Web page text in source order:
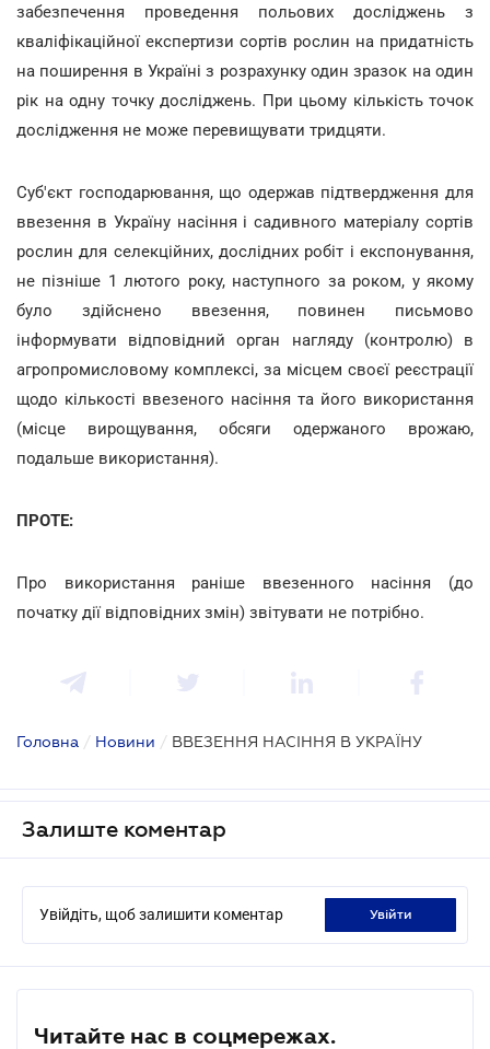
забезпечення проведення польових досліджень з
кваліфікаційної експертизи сортів рослин на придатність
на поширення в Україні з розрахунку один зразок на один
рік на одну точку досліджень. При цьому кількість точок
дослідження не може перевищувати тридцяти.
Суб'єкт господарювання, що одержав підтвердження для
ввезення в Україну насіння і садивного матеріалу сортів
рослин для селекційних, дослідних робіт і експонування,
не пізніше 1 лютого року, наступного за роком, у якому
було здійснено ввезення, повинен письмово
інформувати відповідний орган нагляду (контролю) в
агропромисловому комплексі, за місцем своєї реєстрації
щодо кількості ввезеного насіння та його використання
(місце вирощування, обсяги одержаного врожаю,
подальше використання).
ПРОТЕ:
Про використання раніше ввезенного насіння (до
початку дії відповідних змін) звітувати не потрібно.
Головна / Новини / ВВЕЗЕННЯ НАСІННЯ В УКРАЇНУ
Залиште коментар
Увійдіть, щоб залишити коментар увійти
Читайте нас в соцмережах.